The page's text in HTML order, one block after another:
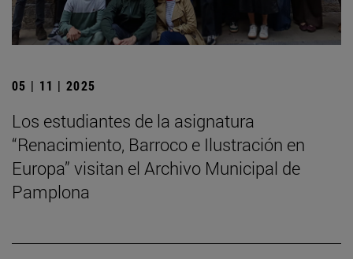
05 | 11 | 2025
Los estudiantes de la asignatura
“Renacimiento, Barroco e Ilustración en
Europa” visitan el Archivo Municipal de
Pamplona